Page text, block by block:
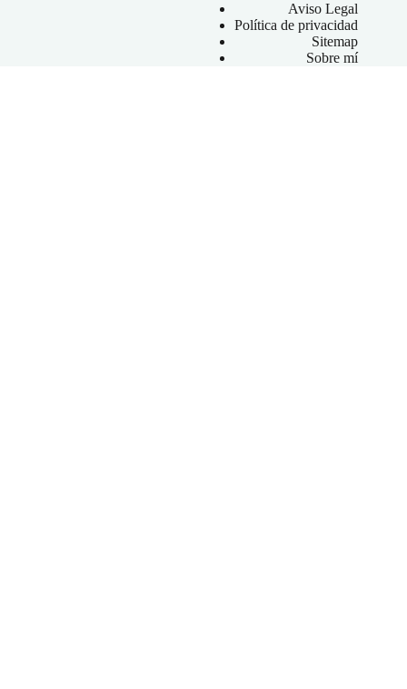
Aviso Legal
Política de privacidad
Sitemap
Sobre mí